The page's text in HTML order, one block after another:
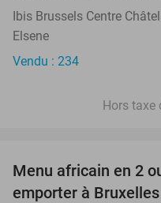
Ibis Brussels Centre
Elsene
Vendu : 234
Hors taxe
Menu africain en 2
emporter à Bruxelles